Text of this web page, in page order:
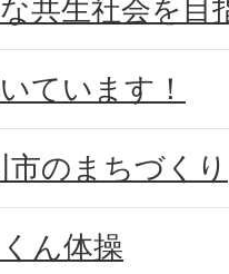
共生社会を目
ています！
のまちづくり
ん体操